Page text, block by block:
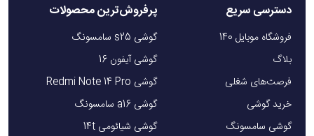
دسترسی سریع
فروشگاه موبایل 140
بلاگ
فرصت‌های شغلی
خرید گوشی
گوشی سامسونگ
پرفروش‌ترین محصولات
گوشی s25 سامسونگ
گوشی آیفون 16
گوشی Redmi Note 14 Pro
گوشی a16 سامسونگ
گوشی شیائومی 14t